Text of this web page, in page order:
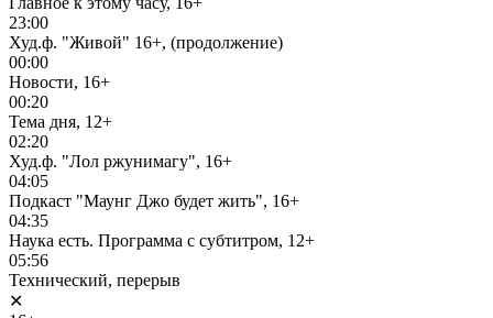
23:00
Худ.ф. "Живой" 16+, (продолжение)
00:00
Новости, 16+
00:20
Тема дня, 12+
02:20
Худ.ф. "Лол ржунимагу", 16+
04:05
Подкаст "Маунг Джо будет жить", 16+
04:35
Наука есть. Программа с субтитром, 12+
05:56
Технический, перерыв
✕